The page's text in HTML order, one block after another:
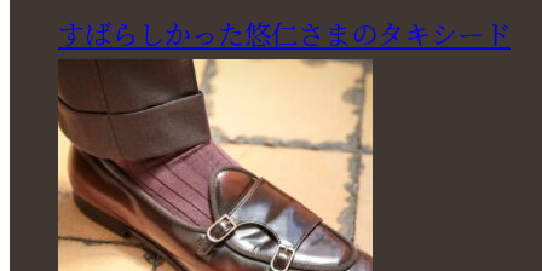
すばらしかった悠仁さまのタキシード